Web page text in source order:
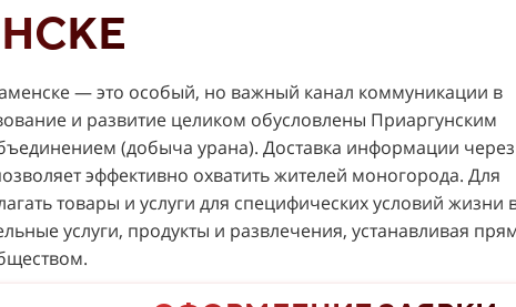
— это особый, но важный канал коммуникации в
и развитие целиком обусловлены Приаргунским
(добыча урана). Доставка информации через
эффективно охватить жителей моногорода. Для
товары и услуги для специфических условий жизни
услуги, продукты и развлечения, устанавливая